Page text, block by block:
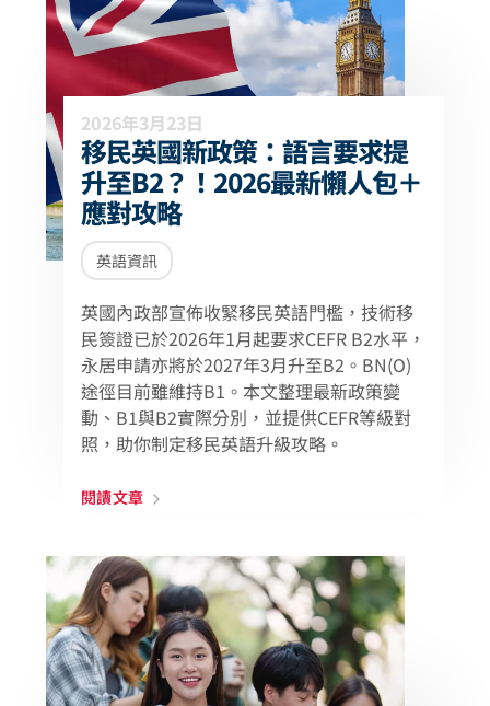
2026年3月23日
移民英國新政策：語言要求提
升至B2？！2026最新懶人包＋
應對攻略
英語資訊
英國內政部宣佈收緊移民英語門檻，技術移
民簽證已於2026年1月起要求CEFR B2水平，
永居申請亦將於2027年3月升至B2。BN(O)
途徑目前雖維持B1。本文整理最新政策變
動、B1與B2實際分別，並提供CEFR等級對
照，助你制定移民英語升級攻略。
閱讀文章